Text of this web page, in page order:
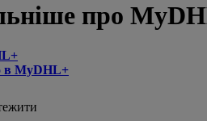
про
в MyDHL+